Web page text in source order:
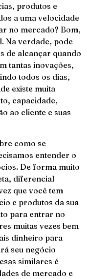
produtos e
a uma velocidade
no mercado? Bom,
Na verdade, pode
de alcançar quando
tantas inovações,
todos os dias,
existe muita
capacidade,
ao cliente e suas
como se
entender o
De forma muito
diferencial
que você tem
e produtos da sua
para entrar no
muitas vezes bem
dinheiro para
seu negócio
similares é
de mercado e